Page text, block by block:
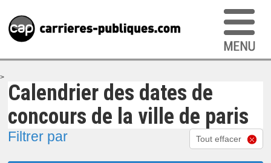
>
Calendrier des dates de
concours de la ville de paris
Filtrer par Tout effacer